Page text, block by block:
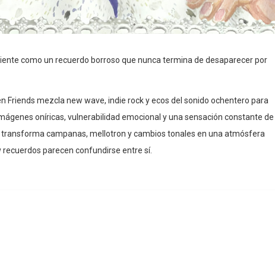
como un recuerdo borroso que nunca termina de desaparecer por
Friends mezcla new wave, indie rock y ecos del sonido ochentero para
oníricas, vulnerabilidad emocional y una sensación constante de
campanas, mellotron y cambios tonales en una atmósfera
parecen confundirse entre sí.